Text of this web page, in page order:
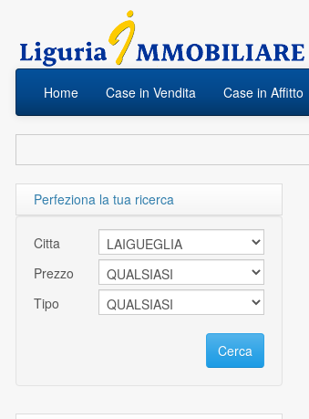
Home Case in Vendita Case in Affitto
Perfeziona la tua ricerca
Citta
Prezzo
Tipo
Cerca